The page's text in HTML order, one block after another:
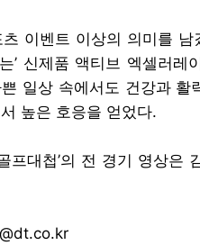
이벤트 이상의 의미를 남
’ 신제품 액티브 엑셀러
일상 속에서도 건강과
높은 호응을 얻었다.
프대첩’의 전 경기 영상은